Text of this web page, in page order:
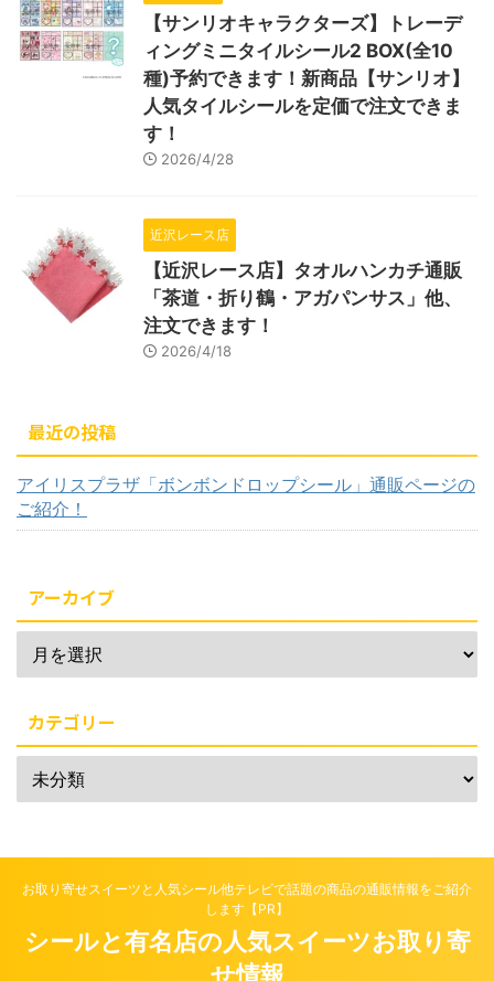
【サンリオキャラクターズ】トレーデ
ィングミニタイルシール2 BOX(全10
種)予約できます！新商品【サンリオ】
人気タイルシールを定価で注文できま
す！
2026/4/28
近沢レース店
【近沢レース店】タオルハンカチ通販
「茶道・折り鶴・アガパンサス」他、
注文できます！
2026/4/18
最近の投稿
アイリスプラザ「ボンボンドロップシール」通販ページの
ご紹介！
アーカイブ
カテゴリー
お取り寄せスイーツと人気シール他テレビで話題の商品の通販情報をご紹介
します【PR】
シールと有名店の人気スイーツお取り寄
せ情報